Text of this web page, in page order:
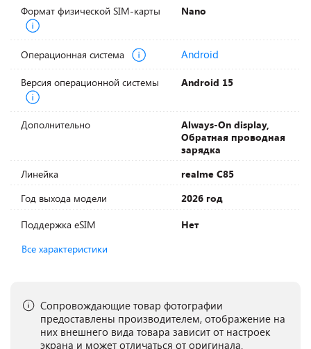
Формат физической SIM-карты
Nano
Операционная система Android
Версия операционной системы Android 15
Дополнительно
Always-On display,
Обратная проводная
зарядка
Линейка
realme C85
Год выхода модели
2026 год
Поддержка eSIM
Нет
Все характеристики
Сопровождающие товар фотографии
предоставлены производителем, отображение на
них внешнего вида товара зависит от настроек
экрана и может отличаться от оригинала.